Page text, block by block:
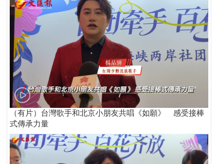
（有片）台灣歌手和北京小朋友共唱《如願》 感受接棒
式傳承力量